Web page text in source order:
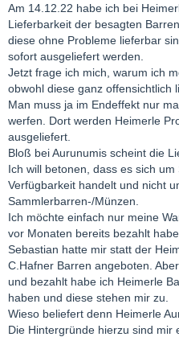
Am 14.12.22 habe ich bei
Lieferbarkeit der besagten
diese ohne Probleme lieferbar
sofort ausgeliefert werden.
Jetzt frage ich mich, warum ich
obwohl diese ganz offensichtlich
Man muss ja im Endeffekt nur
werfen. Dort werden Heimerle
ausgeliefert.
Bloß bei Aurunumis scheint die
Ich will betonen, dass es sich
Verfügbarkeit handelt und nicht
Sammlerbarren-/Münzen.
Ich möchte einfach nur meine
vor Monaten bereits bezahlt habe.
Sebastian hatte mir statt der
C.Hafner Barren angeboten.
und bezahlt habe ich Heimerle
haben und diese stehen mir zu.
Wieso beliefert denn Heimerle
Die Hintergründe hierzu sind mir